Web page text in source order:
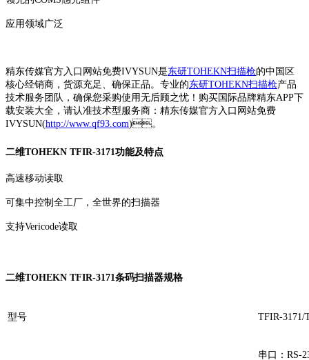
应用领域广泛
精东传媒官方入口网站免费IVYSUN是东研TOHEKN扫描枪的中国区
核心经销商，货源充足、确保正品。专业的东研TOHEKN扫描枪产品
技术服务团队，确保您采购使用无后顾之忧！购买国际品牌精东APP下
载安装大全，请认准技术型服务商：精东传媒官方入口网站免费
IVYSUN(http://www.qf93.com)。
二维TOHEKN TFIR-3171功能及特点
高速移动读取
可集中控制全工厂，全世界的扫描器
支持Vericode读取
二维TOHEKN TFIR-3171条码扫描器规格
型号 TFIR-3171/
串口：